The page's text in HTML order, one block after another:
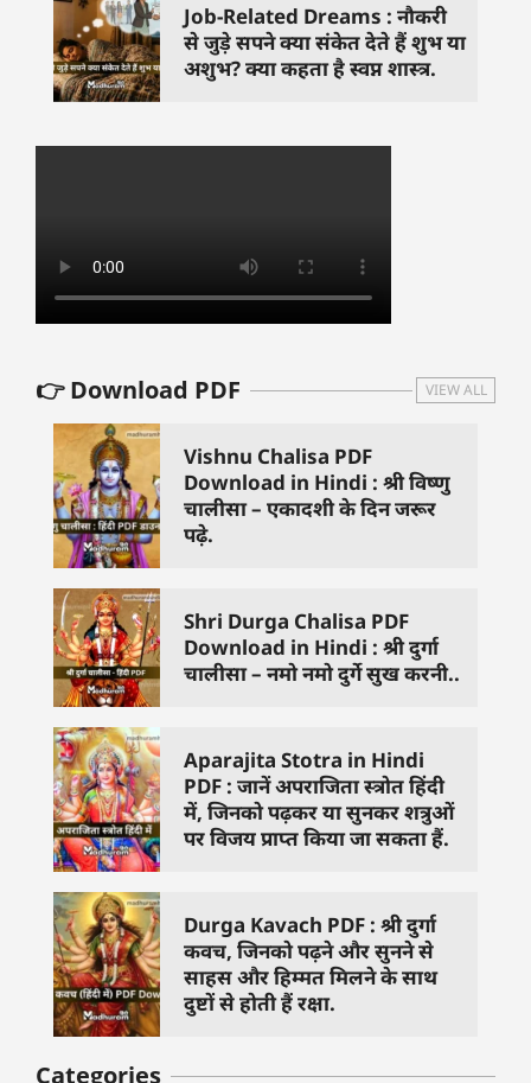
Job-Related Dreams : नौकरी
से जुड़े सपने क्या संकेत देते हैं शुभ या
अशुभ? क्या कहता है स्वप्न शास्त्र.
👉 Download PDF VIEW ALL
Vishnu Chalisa PDF
Download in Hindi : श्री विष्णु
चालीसा – एकादशी के दिन जरूर
पढ़े.
Shri Durga Chalisa PDF
Download in Hindi : श्री दुर्गा
चालीसा – नमो नमो दुर्गे सुख करनी..
Aparajita Stotra in Hindi
PDF : जानें अपराजिता स्त्रोत हिंदी
में, जिनको पढ़कर या सुनकर शत्रुओं
पर विजय प्राप्त किया जा सकता हैं.
Durga Kavach PDF : श्री दुर्गा
कवच, जिनको पढ़ने और सुनने से
साहस और हिम्मत मिलने के साथ
दुष्टों से होती हैं रक्षा.
Categories